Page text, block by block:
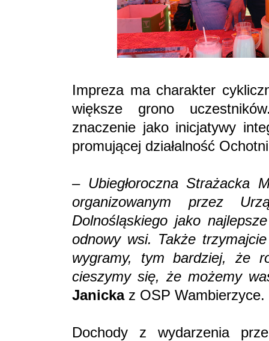
Impreza ma charakter
większe grono
znaczenie jako inicjatywy
promującej działalność
– Ubiegłoroczna Strażacka
organizowanym przez
Dolnośląskiego jako
odnowy wsi. Także
wygramy, tym bardziej, że
cieszymy się, że możemy
Janickaz OSP Wambierzyce.
Dochody z wydarzenia